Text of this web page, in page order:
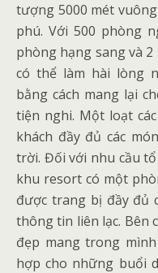
tượng 5000 mét
phú. Với 500 phòng
phòng hạng sang và
có thể làm hài lòng
bằng cách mang lại
tiện nghi. Một loạt
khách đầy đủ các
trời. Đối với nhu cầu tổ
khu resort có một
được trang bị đầy đủ
thông tin liên lạc. Bên
đẹp mang trong
hợp cho những buổi